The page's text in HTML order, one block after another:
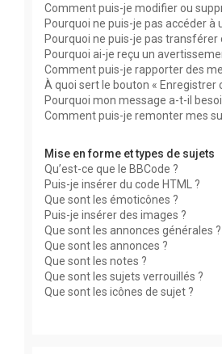
Comment puis-je modifier ou
Pourquoi ne puis-je pas accéder à
Pourquoi ne puis-je pas transférer
Pourquoi ai-je reçu un
Comment puis-je rapporter des
À quoi sert le bouton « Enregistrer
Pourquoi mon message a-t-il
Comment puis-je remonter mes
Mise en forme et types de sujets
Qu’est-ce que le BBCode ?
Puis-je insérer du code HTML ?
Que sont les émoticônes ?
Puis-je insérer des images ?
Que sont les annonces générales ?
Que sont les annonces ?
Que sont les notes ?
Que sont les sujets verrouillés ?
Que sont les icônes de sujet ?